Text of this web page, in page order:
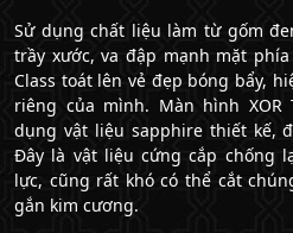
Sử dụng chất liệu làm từ gốm
trầy xước, va đập mạnh mặt
Class toát lên vẻ đẹp bóng bẩy,
riêng của mình. Màn hình XOR
dụng vật liệu sapphire thiết kế,
Đây là vật liệu cứng cắp chống
lực, cũng rất khó có thể cắt
gắn kim cương.